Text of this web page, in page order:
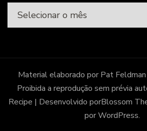
Todos
os
anteriores,
por
data
Material elaborado por Pat
Proibida a reprodução sem prévia
Recipe | Desenvolvido porBlossom
porWordPress.